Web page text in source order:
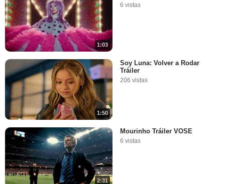
1:03
6 vistas
1:50
Soy Luna: Volver a Rodar
Tráiler
206 vistas
2:31
Mourinho Tráiler VOSE
6 vistas